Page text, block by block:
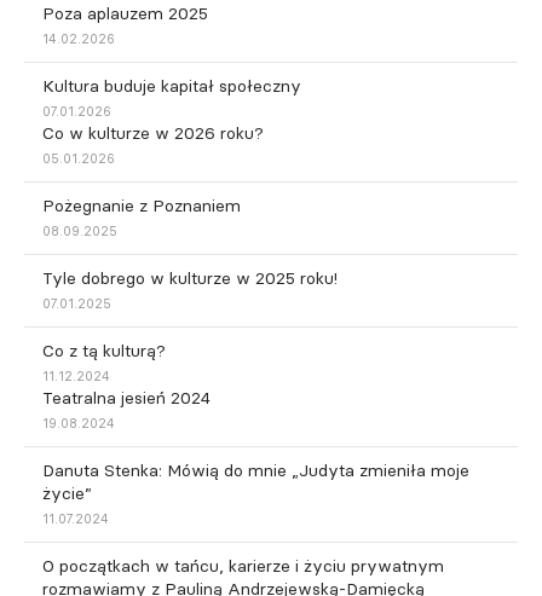
Poza aplauzem 2025
14.02.2026
Kultura buduje kapitał społeczny
07.01.2026
Co w kulturze w 2026 roku?
05.01.2026
Pożegnanie z Poznaniem
08.09.2025
Tyle dobrego w kulturze w 2025 roku!
07.01.2025
Co z tą kulturą?
11.12.2024
Teatralna jesień 2024
19.08.2024
Danuta Stenka: Mówią do mnie „Judyta zmieniła moje
życie”
11.07.2024
O początkach w tańcu, karierze i życiu prywatnym
rozmawiamy z Pauliną Andrzejewską-Damięcką